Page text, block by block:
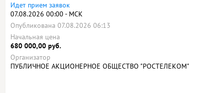
Идет прием заявок
07.08.2026 00:00 - МСК
Опубликована 07.08.2026 06:13
Начальная цена
680 000,00 руб.
Организатор
ПУБЛИЧНОЕ АКЦИОНЕРНОЕ ОБЩЕСТВО "РОСТЕЛЕКОМ"